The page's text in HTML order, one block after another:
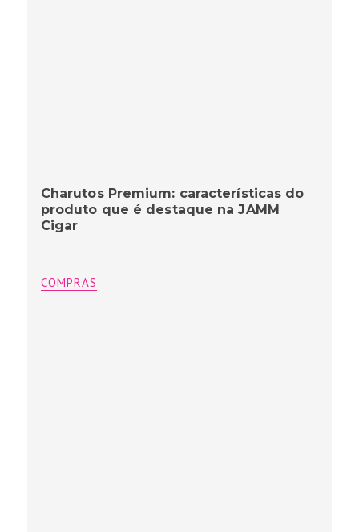
Charutos Premium: características do
produto que é destaque na JAMM
Cigar
COMPRAS